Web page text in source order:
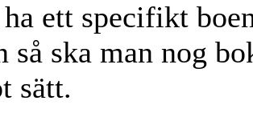
ett specifikt
så ska man nog
sätt.